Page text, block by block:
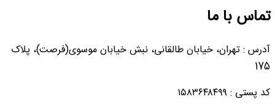
تماس با ما
آدرس : تهران، خیابان طالقانی، نبش خیابان موسوی(فرصت)، پلاک
175
کد پستی : ۱۵۸۳۶۴۸۴۹۹